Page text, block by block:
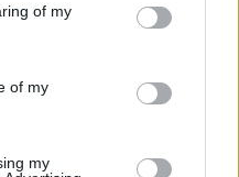
of my
of my
my
οικογένεια του
υγεία και